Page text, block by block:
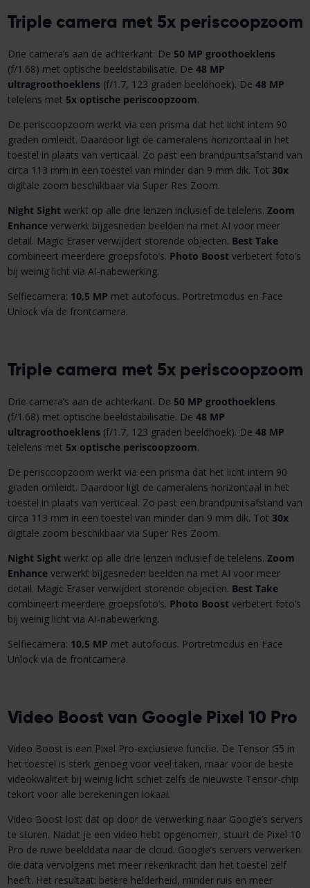
Triple camera met 5x periscoopzoom
Drie camera’s aan de achterkant. De 50 MP groothoeklens
(f/1.68) met optische beeldstabilisatie. De 48 MP
ultragroothoeklens (f/1.7, 123 graden beeldhoek). De 48 MP
telelens met 5x optische periscoopzoom.
De periscoopzoom werkt via een prisma dat het licht intern 90
graden omleidt. Daardoor ligt de cameralens horizontaal in het
toestel in plaats van verticaal. Zo past een brandpuntsafstand van
circa 113 mm in een toestel van minder dan 9 mm dik. Tot 30x
digitale zoom beschikbaar via Super Res Zoom.
Night Sightwerkt op alle drie lenzen inclusief de telelens. Zoom
Enhanceverwerkt bijgesneden beelden na met AI voor meer
detail. Magic Eraser verwijdert storende objecten. Best Take
combineert meerdere groepsfoto’s. Photo Boostverbetert foto’s
bij weinig licht via AI-nabewerking.
Selfiecamera: 10,5 MP met autofocus. Portretmodus en Face
Unlock via de frontcamera.
Triple camera met 5x periscoopzoom
Drie camera’s aan de achterkant. De 50 MP groothoeklens
(f/1.68) met optische beeldstabilisatie. De 48 MP
ultragroothoeklens (f/1.7, 123 graden beeldhoek). De 48 MP
telelens met 5x optische periscoopzoom.
De periscoopzoom werkt via een prisma dat het licht intern 90
graden omleidt. Daardoor ligt de cameralens horizontaal in het
toestel in plaats van verticaal. Zo past een brandpuntsafstand van
circa 113 mm in een toestel van minder dan 9 mm dik. Tot 30x
digitale zoom beschikbaar via Super Res Zoom.
Night Sightwerkt op alle drie lenzen inclusief de telelens. Zoom
Enhanceverwerkt bijgesneden beelden na met AI voor meer
detail. Magic Eraser verwijdert storende objecten. Best Take
combineert meerdere groepsfoto’s. Photo Boostverbetert foto’s
bij weinig licht via AI-nabewerking.
Selfiecamera: 10,5 MP met autofocus. Portretmodus en Face
Unlock via de frontcamera.
Video Boost van Google Pixel 10 Pro
Video Boost is een Pixel Pro-exclusieve functie. De Tensor G5 in
het toestel is sterk genoeg voor veel taken, maar voor de beste
videokwaliteit bij weinig licht schiet zelfs de nieuwste Tensor-chip
tekort voor alle berekeningen lokaal.
Video Boost lost dat op door de verwerking naar Google’s servers
te sturen. Nadat je een video hebt opgenomen, stuurt de Pixel 10
Pro de ruwe beelddata naar de cloud. Google’s servers verwerken
die data vervolgens met meer rekenkracht dan het toestel zelf
heeft. Het resultaat: betere helderheid, minder ruis en meer